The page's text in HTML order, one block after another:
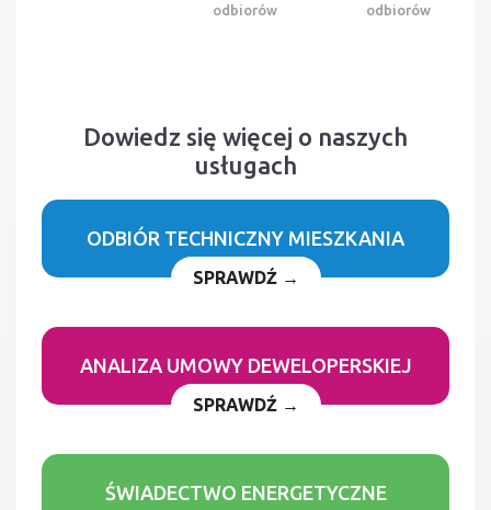
odbiorów
odbiorów
Dowiedz się więcej o naszych
usługach
ODBIÓR TECHNICZNY MIESZKANIA
SPRAWDŹ →
ANALIZA UMOWY DEWELOPERSKIEJ
SPRAWDŹ →
ŚWIADECTWO ENERGETYCZNE